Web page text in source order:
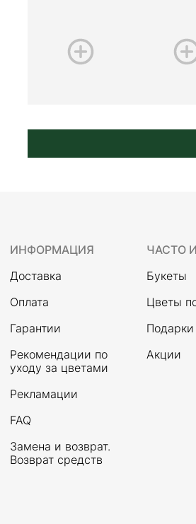
ИНФОРМАЦИЯ
Доставка
Оплата
Гарантии
Рекомендации по
уходу за цветами
Рекламации
FAQ
Замена и возврат.
Возврат средств
ЧАСТО
Букеты
Цветы
Подарки
Акции